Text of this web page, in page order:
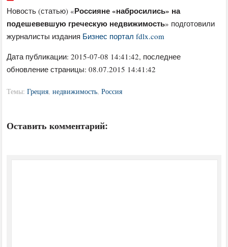
Новость (статью) «Россияне «набросились» на
подешевевшую греческую недвижимость» подготовили
журналисты издания Бизнес портал fdlx.com
Дата публикации:2015-07-08 14:41:42, последнее
обновление страницы: 08.07.2015 14:41:42
Темы:Греция,недвижимость,Россия
Оставить комментарий: